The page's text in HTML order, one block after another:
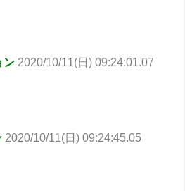
ン 2020/10/11(日) 09:24:01.07
2020/10/11(日) 09:24:45.05